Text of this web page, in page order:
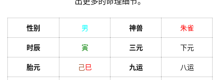
性别 男 神兽 朱雀
时辰 寅 三元 下元
胎元 己巳 九运 八运